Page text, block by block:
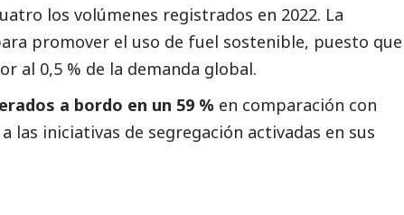
los volúmenes registrados en 2022. La
promover el uso de fuel sostenible, puesto que
al 0,5 % de la demanda global.
a bordo en un 59 % en comparación con
las iniciativas de segregación activadas en sus